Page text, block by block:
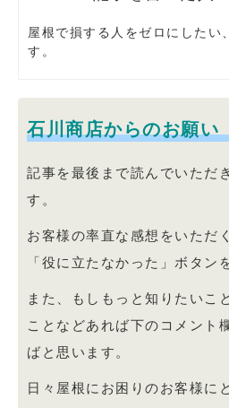
屋根で損する人をゼロにしたい
す。
石川商店からのお願い
記事を最後まで読んでいただ
す。
お客様の率直な感想をいただ
「役に立たなかった」ボタン
また、もしもっと知りたいこ
ことなどあれば下のコメント
ばと思います。
日々屋根にお困りのお客様に